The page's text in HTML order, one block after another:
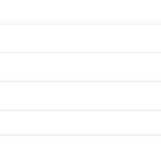
物館、上方浮世繪館、萬博展覽
前往今宮戎神社、住吉大社等與